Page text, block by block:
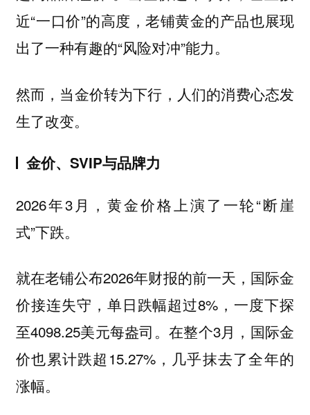
近“一口价”的高度，老铺黄金的产品也展现
出了一种有趣的“风险对冲”能力。
然而，当金价转为下行，人们的消费心态发
生了改变。
金价、SVIP与品牌力
2026年3月，黄金价格上演了一轮“断崖
式”下跌。
就在老铺公布2026年财报的前一天，国际金
价接连失守，单日跌幅超过8%，一度下探
至4098.25美元每盎司。在整个3月，国际金
价也累计跌超15.27%，几乎抹去了全年的
涨幅。